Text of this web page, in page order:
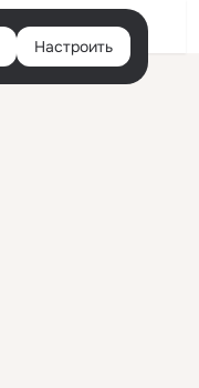
Войти
Настроить